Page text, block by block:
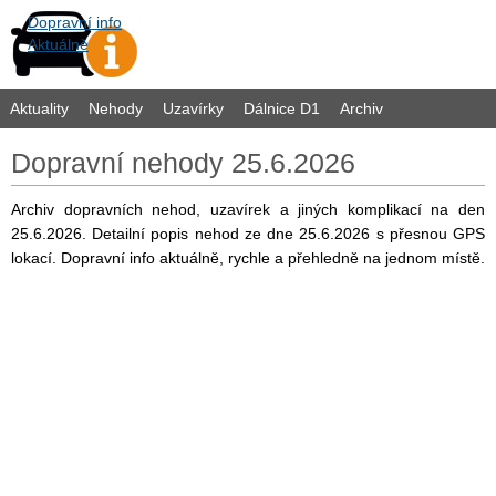
Dopravní info
Aktuálně
Aktuality Nehody Uzavírky Dálnice D1 Archiv
Dopravní nehody 25.6.2026
Archiv dopravních nehod, uzavírek a jiných komplikací na den
25.6.2026. Detailní popis nehod ze dne 25.6.2026 s přesnou GPS
lokací. Dopravní info aktuálně, rychle a přehledně na jednom místě.